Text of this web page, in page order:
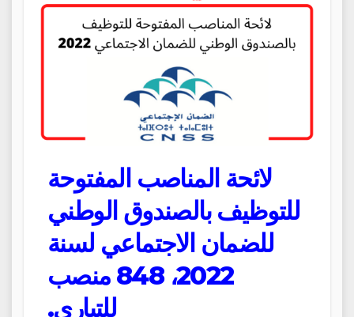
لائحة المناصب المفتوحة
للتوظيف بالصندوق الوطني
للضمان الاجتماعي لسنة
2022، 848 منصب
للتباري.